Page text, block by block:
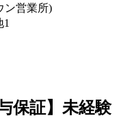
ン営業所)
保証】未経験